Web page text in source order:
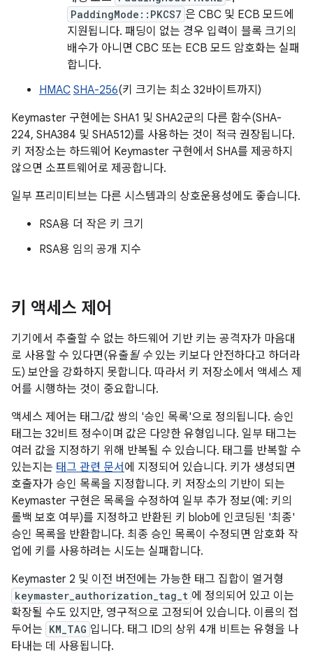
PaddingMode::PKCS7 은 CBC 및 ECB 모드에
지원됩니다. 패딩이 없는 경우 입력이 블록 크기의
배수가 아니면 CBC 또는 ECB 모드 암호화는 실패
합니다.
HMAC SHA-256(키 크기는 최소 32바이트까지)
Keymaster 구현에는 SHA1 및 SHA2군의 다른 함수(SHA-
224, SHA384 및 SHA512)를 사용하는 것이 적극 권장됩니다.
키 저장소는 하드웨어 Keymaster 구현에서 SHA를 제공하지
않으면 소프트웨어로 제공합니다.
일부 프리미티브는 다른 시스템과의 상호운용성에도 좋습니다.
RSA용 더 작은 키 크기
RSA용 임의 공개 지수
키 액세스 제어
기기에서 추출할 수 없는 하드웨어 기반 키는 공격자가 마음대
로 사용할 수 있다면(유출될 수 있는 키보다 안전하다고 하더라
도) 보안을 강화하지 못합니다. 따라서 키 저장소에서 액세스 제
어를 시행하는 것이 중요합니다.
액세스 제어는 태그/값 쌍의 '승인 목록'으로 정의됩니다. 승인
태그는 32비트 정수이며 값은 다양한 유형입니다. 일부 태그는
여러 값을 지정하기 위해 반복될 수 있습니다. 태그를 반복할 수
있는지는 태그 관련 문서 에 지정되어 있습니다. 키가 생성되면
호출자가 승인 목록을 지정합니다. 키 저장소의 기반이 되는
Keymaster 구현은 목록을 수정하여 일부 추가 정보(예: 키의
롤백 보호 여부)를 지정하고 반환된 키 blob에 인코딩된 '최종'
승인 목록을 반환합니다. 최종 승인 목록이 수정되면 암호화 작
업에 키를 사용하려는 시도는 실패합니다.
Keymaster 2 및 이전 버전에는 가능한 태그 집합이 열거형
keymaster_authorization_tag_t 에 정의되어 있고 이는
확장될 수도 있지만, 영구적으로 고정되어 있습니다. 이름의 접
두어는 KM_TAG 입니다. 태그 ID의 상위 4개 비트는 유형을 나
타내는 데 사용됩니다.